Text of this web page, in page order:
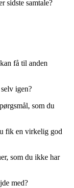
sidste samtale?
få til anden
igen?
som du
fik en virkelig god
som du ikke har
med?